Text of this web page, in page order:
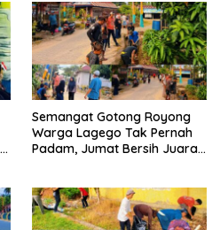
Semangat Gotong Royong
Warga Lagego Tak Pernah
Padam, Jumat Bersih Juara